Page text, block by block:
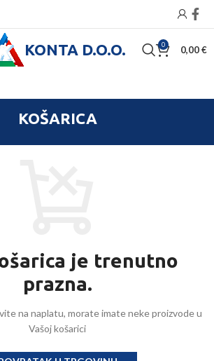
KONTA D.O.O. 0 0,00€
KOŠARICA
je trenutno
prazna.
na naplatu, morate imate neke proizvode u
Vašoj košarici